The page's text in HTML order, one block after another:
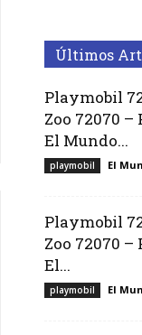
Últimos
Playmobil
Zoo 72070
El Mundo...
playmobil El
Playmobil
Zoo 72070
El...
playmobil El